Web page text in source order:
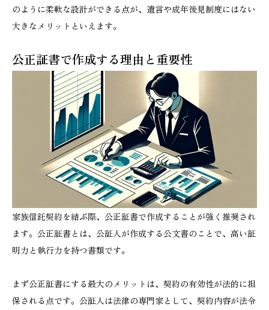
のように柔軟な設計ができる点が、遺言や成年後見制度にはない
大きなメリットといえます。
公正証書で作成する理由と重要性
家族信託契約を結ぶ際、公正証書で作成することが強く推奨され
ます。公正証書とは、公証人が作成する公文書のことで、高い証
明力と執行力を持つ書類です。
まず公正証書にする最大のメリットは、契約の有効性が法的に担
保される点です。公証人は法律の専門家として、契約内容が法令